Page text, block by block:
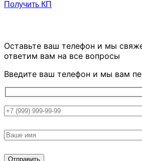
Получить КП
Оставьте ваш телефон и мы
ответим вам на все вопросы
Введите ваш телефон и мы вам